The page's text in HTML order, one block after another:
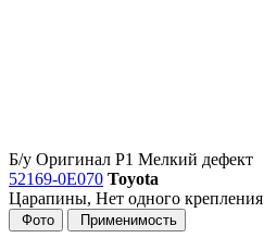
Б/у Оригинал Р1 Мелкий дефект
52169-0E070 Toyota
Царапины, Нет одного крепления
Фото Применимость